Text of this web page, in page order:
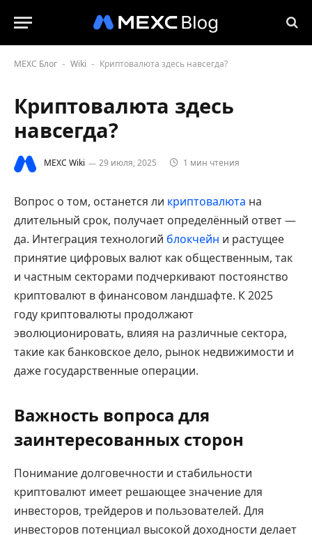
MEXC Блог - Wiki - Криптовалюта здесь навсегда?
Криптовалюта здесь
навсегда?
MEXC Wiki 29 июля, 2025 1 мин чтения
Вопрос о том, останется ли криптовалюта на
длительный срок, получает определённый ответ —
да. Интеграция технологий блокчейн и растущее
принятие цифровых валют как общественным, так
и частным секторами подчеркивают постоянство
криптовалют в финансовом ландшафте. К 2025
году криптовалюты продолжают
эволюционировать, влияя на различные сектора,
такие как банковское дело, рынок недвижимости и
даже государственные операции.
Важность вопроса для
заинтересованных сторон
Понимание долговечности и стабильности
криптовалют имеет решающее значение для
инвесторов, трейдеров и пользователей. Для
инвесторов потенциал высокой доходности делает